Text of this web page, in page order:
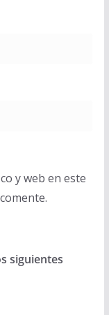
y web en este
siguientes